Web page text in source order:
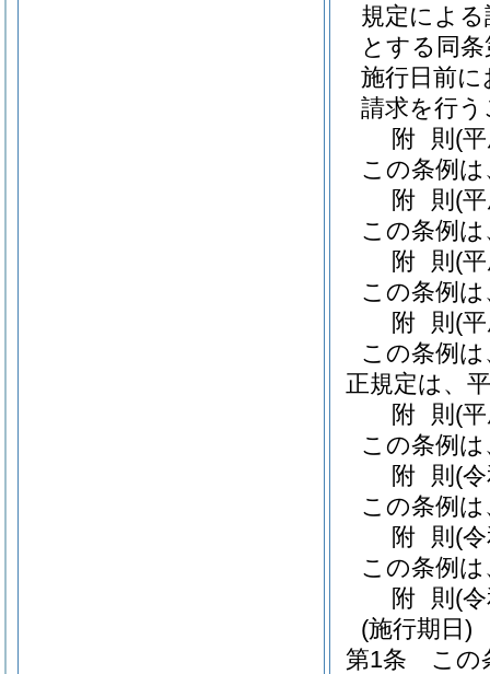
規定によ
とする同
施行日前
請求を行
附 則 (
この条例
附 則 (
この条例
附 則 (
この条例
附 則 (
この条例
正規定は、
附 則 (
この条例
附 則 (
この条例
附 則 (
この条例
附 則 (
(施行期日)
第1条
この